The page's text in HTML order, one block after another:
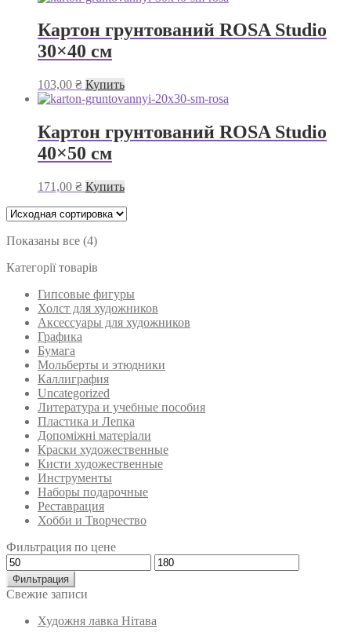
Картон грунтований ROSA Studio
30×40 см
103,00 ₴ Купить
Картон грунтований ROSA Studio
40×50 см
171,00 ₴ Купить
Показаны все (4)
Категорії товарів
Гипсовые фигуры
Холст для художников
Аксессуары для художников
Графика
Бумага
Мольберты и этюдники
Каллиграфия
Uncategorized
Литература и учебные пособия
Пластика и Лепка
Допоміжні матеріали
Краски художественные
Кисти художественные
Инструменты
Наборы подарочные
Реставрация
Хобби и Творчество
Фильтрация по цене
Минимальная
цена
Максимальная
цена
Фильтрация
Свежие записи
Художня лавка Нітава